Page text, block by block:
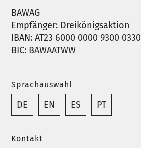
BAWAG
Empfänger: Dreikönigsaktion
IBAN: AT23 6000 0000 9300 0330
BIC: BAWAATWW
Sprachauswahl
DE EN ES PT
Kontakt